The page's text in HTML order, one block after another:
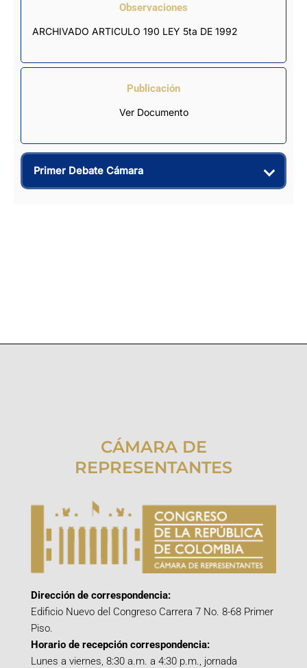
Observaciones
ARCHIVADO ARTICULO 190 LEY 5ta DE 1992
Publicación
Ver Documento
Primer Debate Cámara
CÁMARA DE
REPRESENTANTES
Dirección de correspondencia:
Edificio Nuevo del Congreso Carrera 7 No. 8-68 Primer
Piso.
Horario de recepción correspondencia:
Lunes a viernes, 8:30 a.m. a 4:30 p.m., jornada